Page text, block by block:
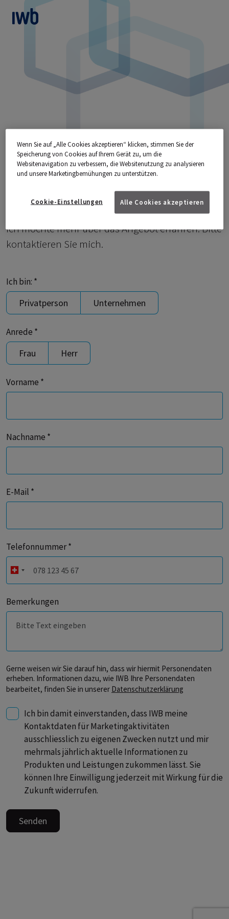
zum Main Content
ENERGIEKONZEPT
Ich möchte mehr über das Angebot erfahren. Bitte
kontaktieren Sie mich.
Ich bin: *
Privatperson Unternehmen
Anrede *
Frau Herr
Vorname *
Nachname *
E-Mail *
Telefonnummer *
Bemerkungen
Gerne weisen wir Sie darauf hin, dass wir hiermit Personendaten
erheben. Informationen dazu, wie IWB Ihre Personendaten
bearbeitet, finden Sie in unserer Datenschutzerklärung
Ich bin damit einverstanden, dass IWB meine
Kontaktdaten für Marketingaktivitäten
ausschliesslich zu eigenen Zwecken nutzt und mir
mehrmals jährlich aktuelle Informationen zu
Produkten und Leistungen zukommen lässt. Sie
können Ihre Einwilligung jederzeit mit Wirkung für die
Zukunft widerrufen.
Senden
Wenn Sie auf „Alle Cookies akzeptieren“ klicken, stimmen Sie der
Speicherung von Cookies auf Ihrem Gerät zu, um die
Websitenavigation zu verbessern, die Websitenutzung zu analysieren
und unsere Marketingbemühungen zu unterstützen.
Alle Cookies akzeptieren
Cookie-Einstellungen